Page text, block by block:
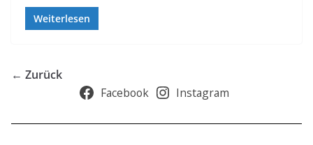
Weiterlesen
← Zurück
Facebook
Instagram